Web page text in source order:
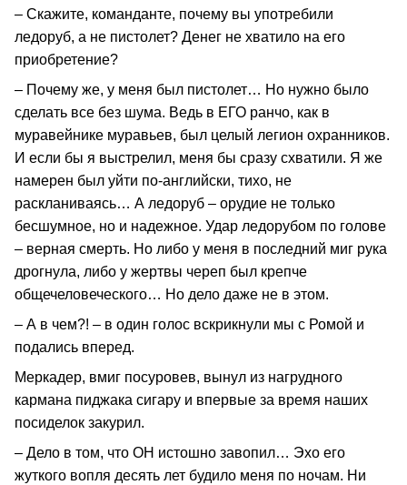
– Скажите, команданте, почему вы употребили
ледоруб, а не пистолет? Денег не хватило на его
приобретение?
– Почему же, у меня был пистолет… Но нужно было
сделать все без шума. Ведь в ЕГО ранчо, как в
муравейнике муравьев, был целый легион охранников.
И если бы я выстрелил, меня бы сразу схватили. Я же
намерен был уйти по-английски, тихо, не
раскланиваясь… А ледоруб – орудие не только
бесшумное, но и надежное. Удар ледорубом по голове
– верная смерть. Но либо у меня в последний миг рука
дрогнула, либо у жертвы череп был крепче
общечеловеческого… Но дело даже не в этом.
– А в чем?! – в один голос вскрикнули мы с Ромой и
подались вперед.
Меркадер, вмиг посуровев, вынул из нагрудного
кармана пиджака сигару и впервые за время наших
посиделок закурил.
– Дело в том, что ОН истошно завопил… Эхо его
жуткого вопля десять лет будило меня по ночам. Ни